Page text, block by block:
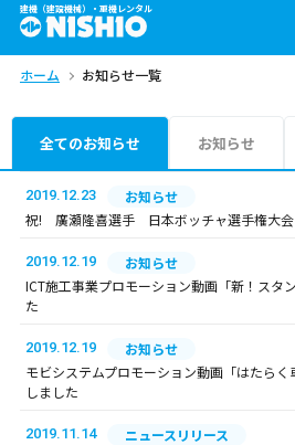
建機（建設機械）・重機レンタル
商品一覧
問合せ依頼リスト
エリア情報を見る
ホーム お知らせ一覧
全てのお知らせ お知らせ
2019.12.23
お知らせ
祝! 廣瀬隆喜選手 日本ボッチャ選手権大
2019.12.19
お知らせ
ICT施工事業プロモーション動画「新！スタ
た
2019.12.19
お知らせ
モビシステムプロモーション動画「はたら
しました
2019.11.14
ニュースリリース